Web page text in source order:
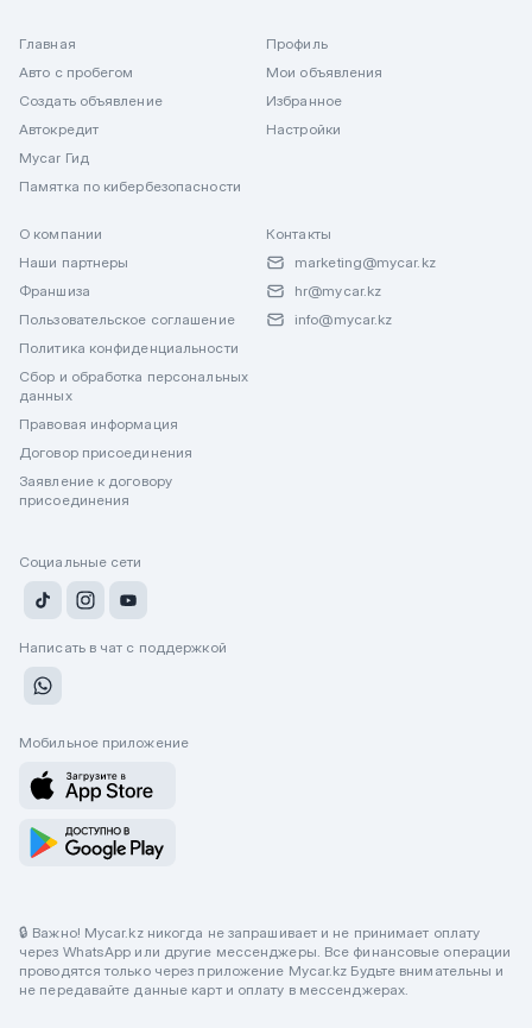
Главная
Авто с пробегом
Создать объявление
Автокредит
Mycar Гид
Памятка по кибербезопасности
Профиль
Мои объявления
Избранное
Настройки
О компании
Наши партнеры
Франшиза
Пользовательское соглашение
Политика конфиденциальности
Сбор и обработка персональных
данных
Правовая информация
Договор присоединения
Заявление к договору
присоединения
Контакты
marketing@mycar.kz
hr@mycar.kz
info@mycar.kz
Социальные сети
Написать в чат с поддержкой
Мобильное приложение
🔒 Важно! Mycar.kz никогда не запрашивает и не принимает оплату
через WhatsApp или другие мессенджеры. Все финансовые операции
проводятся только через приложение Mycar.kz Будьте внимательны и
не передавайте данные карт и оплату в мессенджерах.